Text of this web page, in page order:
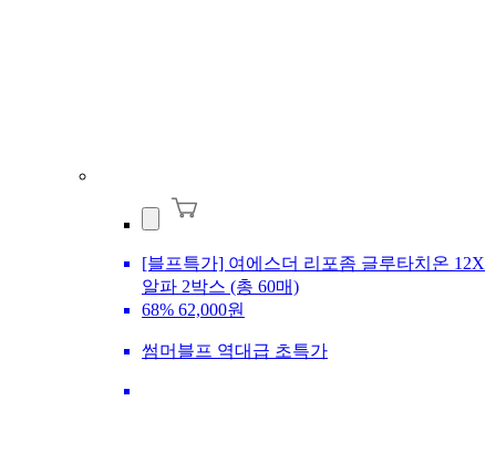
[블프특가] 여에스더 리포좀 글루타치온 12X
알파 2박스 (총 60매)
68% 62,000원
썸머블프 역대급 초특가